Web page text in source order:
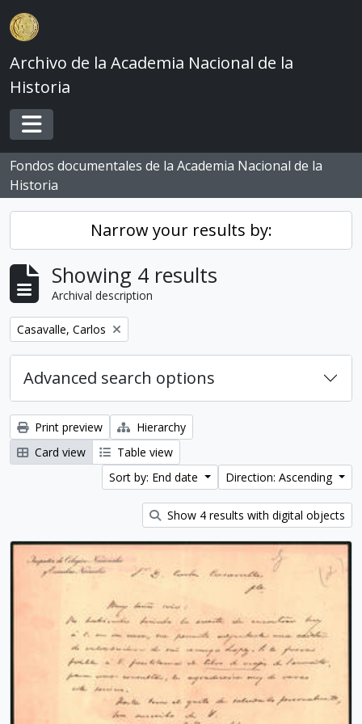
Skip to main content
Archivo de la Academia Nacional de la
Historia
Toggle navigation
Fondos documentales de la Academia Nacional de la
Historia
Narrow your results by:
Showing 4 results
Archival description
Remove filter:
Casavalle, Carlos
Advanced search options
Print preview
Hierarchy
Card view
Table view
Sort by: End date
Direction: Ascending
Show 4 results with digital objects